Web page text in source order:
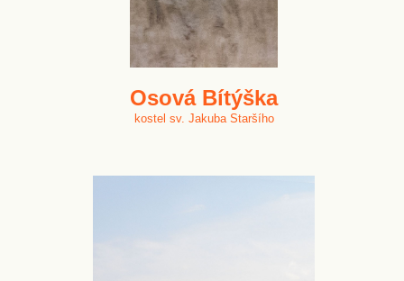
Osová Bítýška
kostel sv. Jakuba Staršího